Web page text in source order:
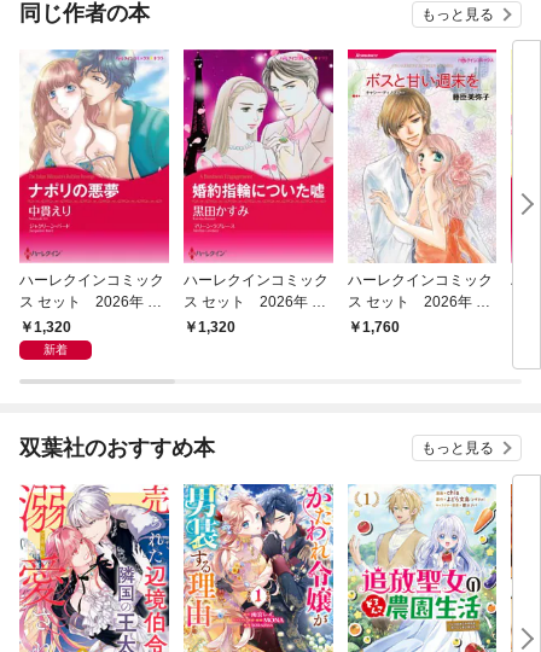
同じ作者の本 もっと見る
ハーレクインコミック
ス セット 2026年 vo
l.1011
1,320
新着
ハーレクインコミック
ス セット 2026年 vo
l.994
1,320
ハーレクインコミック
ス セット 2026年 vo
l.925
1,760
ハ
双葉社のおすすめ本 もっと見る